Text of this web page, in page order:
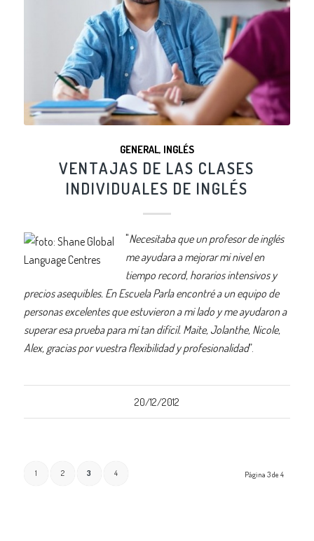
GENERAL, INGLÉS
VENTAJAS DE LAS CLASES
INDIVIDUALES DE INGLÉS
"Necesitaba que un profesor de inglés
me ayudara a mejorar mi nivel en
tiempo record, horarios intensivos y
precios asequibles. En Escuela Parla encontré a un equipo de
personas excelentes que estuvieron a mi lado y me ayudaron a
superar esa prueba para mí tan difícil. Maite, Jolanthe, Nicole,
Alex, gracias por vuestra flexibilidad y profesionalidad”.
20/12/2012
Página 3 de 4
1 2 3 4